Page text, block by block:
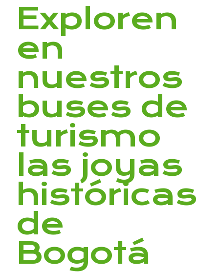
Exploren
en
nuestros
buses de
turismo
las joyas
históricas
de
Bogotá